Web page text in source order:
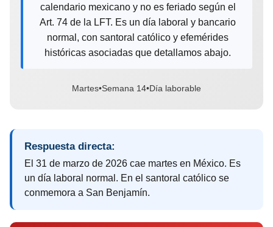
calendario mexicano y no es feriado según el
Art. 74 de la LFT. Es un día laboral y bancario
normal, con santoral católico y efemérides
históricas asociadas que detallamos abajo.
Martes•Semana 14•Día laborable
Respuesta directa:
El 31 de marzo de 2026 cae martes en México. Es
un día laboral normal. En el santoral católico se
conmemora a San Benjamín.